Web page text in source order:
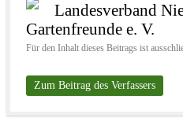
Landesverband
Gartenfreunde e. V.
Für den Inhalt dieses Beitrags ist
Zum Beitrag des Verfassers